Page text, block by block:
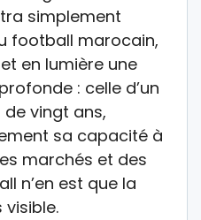
simplement
football marocain,
en lumière une
: celle d’un
vingt ans,
sa capacité à
marchés et des
n’en est que la